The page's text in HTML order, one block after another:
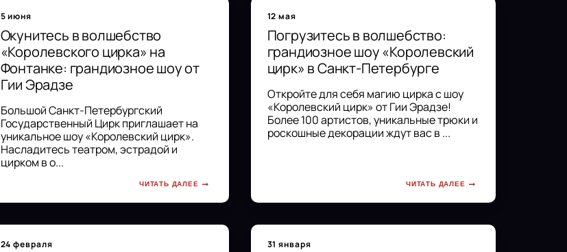
5 июня
Окунитесь в волшебство
«Королевского цирка» на
Фонтанке: грандиозное шоу от
Гии Эрадзе
Большой Санкт-Петербургский
Государственный Цирк приглашает на
уникальное шоу «Королевский цирк».
Насладитесь театром, эстрадой и
цирком в о...
ЧИТАТЬ ДАЛЕЕ
12 мая
Погрузитесь в волшебство:
грандиозное шоу «Королевский
цирк» в Санкт-Петербурге
Откройте для себя магию цирка с шоу
«Королевский цирк» от Гии Эрадзе!
Более 100 артистов, уникальные трюки и
роскошные декорации ждут вас в ...
ЧИТАТЬ ДАЛЕЕ
24 февраля 31 января